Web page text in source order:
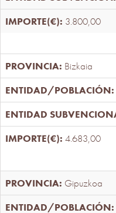
3.800,00
Bizkaia
4.683,00
Gipuzkoa